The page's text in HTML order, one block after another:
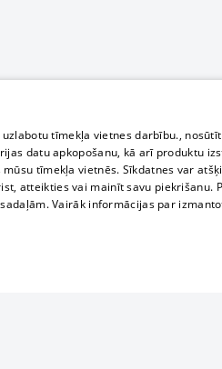
tīmekļa vietnes darbību.,
datu apkopošanu, kā arī produktu
tīmekļa vietnēs. Sīkdatnes var
atteikties vai mainīt savu piekrišanu.
Vairāk informācijas par